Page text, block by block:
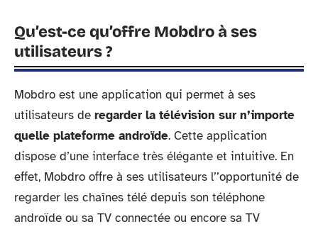
Qu’est-ce qu’offre Mobdro à ses
utilisateurs ?
Mobdro est une application qui permet à ses
utilisateurs de regarder la télévision sur n’importe
quelle plateforme androïde. Cette application
dispose d’une interface très élégante et intuitive. En
effet, Mobdro offre à ses utilisateurs l’’opportunité de
regarder les chaînes télé depuis son téléphone
androïde ou sa TV connectée ou encore sa TV